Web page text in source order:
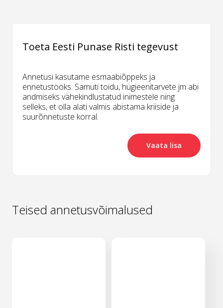
Toeta Eesti Punase Risti tegevust
Annetusi kasutame esmaabiõppeks ja
ennetustööks. Samuti toidu, hügieenitarvete jm abi
andmiseks vähekindlustatud inimestele ning
selleks, et olla alati valmis abistama kriiside ja
suurõnnetuste korral.
Vaata lisa
Teised annetusvõimalused